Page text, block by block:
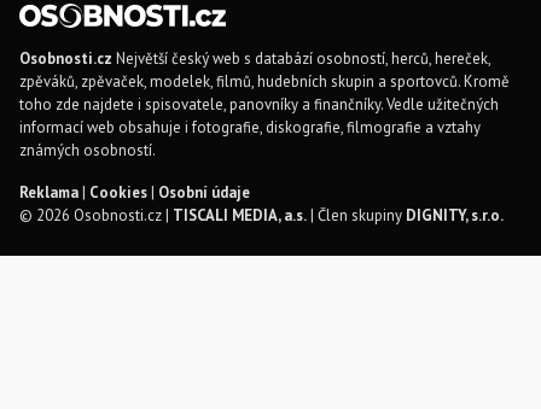
Osobnosti.cz Největší český web s databází osobností, herců, hereček,
zpěváků, zpěvaček, modelek, filmů, hudebních skupin a sportovců. Kromě
toho zde najdete i spisovatele, panovníky a finančníky. Vedle užitečných
informací web obsahuje i fotografie, diskografie, filmografie a vztahy
známých osobností.
Reklama| Cookies| Osobní údaje
© 2026 Osobnosti.cz | TISCALI MEDIA, a.s.| Člen skupiny DIGNITY, s.r.o.